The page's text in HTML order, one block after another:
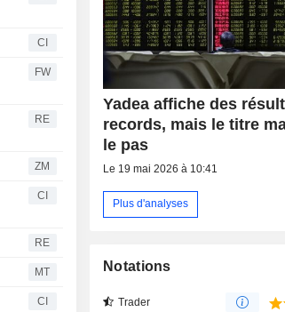
CI
FW
RE
ZM
CI
RE
MT
CI
Yadea affiche des
records, mais le titre
le pas
Le 19 mai 2026 à 10:41
Plus d'analyses
Notations
Trader